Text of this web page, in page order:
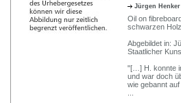
Jürgen
Oil on
schwarzen
Abgebildet in:
Staatlicher
"[…] H. konnte
und war doch
wie gebannt